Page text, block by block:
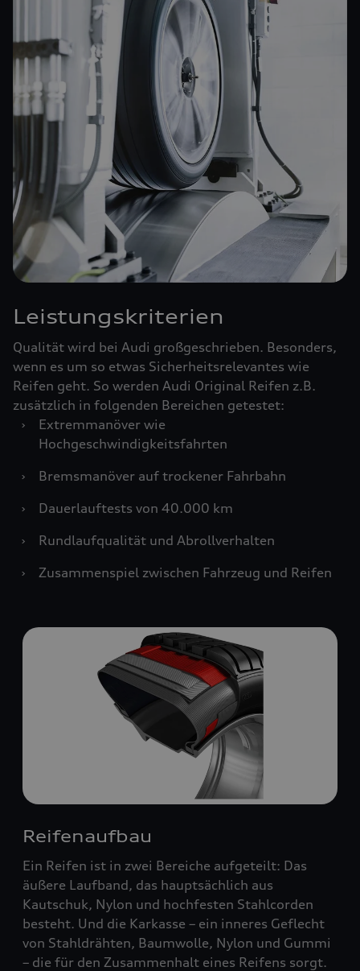
Leistungskriterien
Qualität wird bei Audi großgeschrieben. Besonders,
wenn es um so etwas Sicherheitsrelevantes wie
Reifen geht. So werden Audi Original Reifen z.B.
zusätzlich in folgenden Bereichen getestet:
›
Extremmanöver wie
Hochgeschwindigkeitsfahrten
›
Bremsmanöver auf trockener Fahrbahn
›
Dauerlauftests von 40.000 km
›
Rundlaufqualität und Abrollverhalten
›
Zusammenspiel zwischen Fahrzeug und Reifen
Reifenaufbau
Ein Reifen ist in zwei Bereiche aufgeteilt: Das
äußere Laufband, das hauptsächlich aus
Kautschuk, Nylon und hochfesten Stahlcorden
besteht. Und die Karkasse – ein inneres Geflecht
von Stahldrähten, Baumwolle, Nylon und Gummi
– die für den Zusammenhalt eines Reifens sorgt.